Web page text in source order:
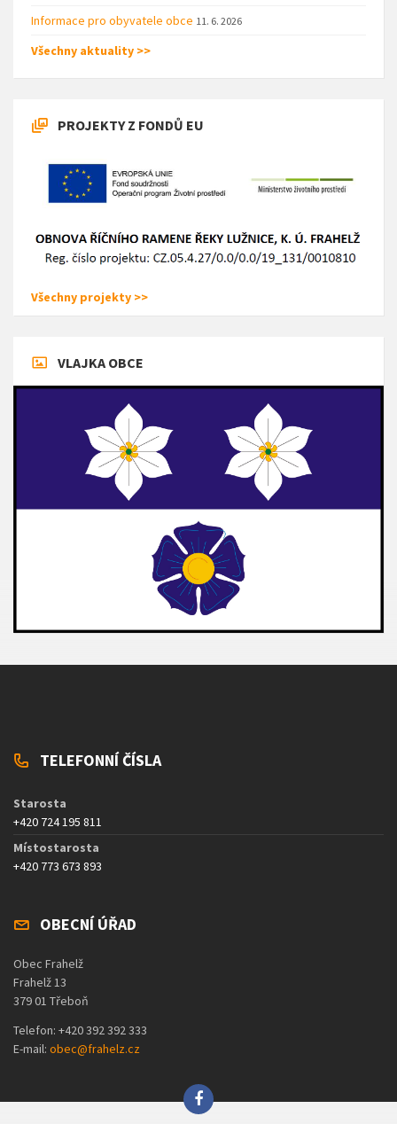
Informace pro obyvatele obce 11. 6. 2026
Všechny aktuality >>
PROJEKTY Z FONDŮ EU
Všechny projekty >>
VLAJKA OBCE
TELEFONNÍ ČÍSLA
Starosta
+420 724 195 811
Místostarosta
+420 773 673 893
OBECNÍ ÚŘAD
Obec Frahelž
Frahelž 13
379 01 Třeboň
Telefon: +420 392 392 333
E-mail: obec@frahelz.cz